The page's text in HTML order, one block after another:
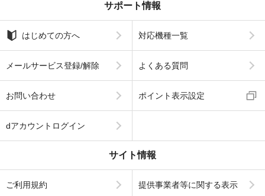
サポート情報
はじめての方へ 対応機種一覧
メールサービス登録/解除 よくある質問
お問い合わせ ポイント表示設定
dアカウントログイン
サイト情報
ご利用規約 提供事業者等に関する表示